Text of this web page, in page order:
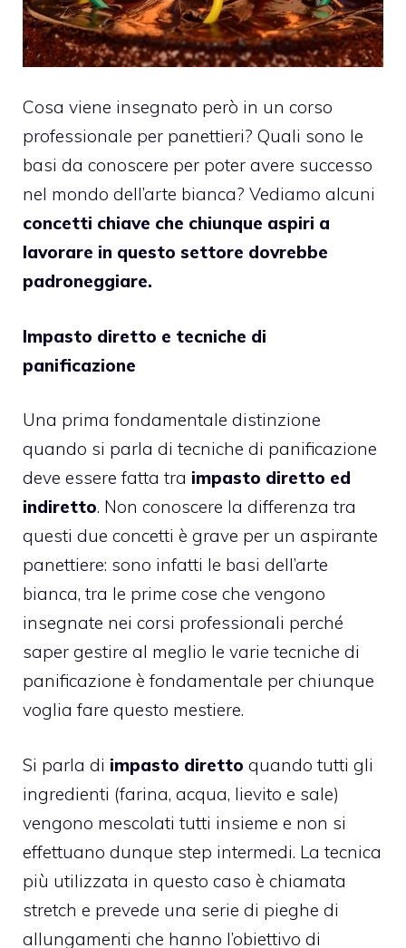
Cosa viene insegnato però in un corso
professionale per panettieri? Quali sono le
basi da conoscere per poter avere successo
nel mondo dell’arte bianca? Vediamo alcuni
concetti chiave che chiunque aspiri a
lavorare in questo settore dovrebbe
padroneggiare.
Impasto diretto e tecniche di
panificazione
Una prima fondamentale distinzione
quando si parla di tecniche di panificazione
deve essere fatta tra impasto diretto ed
indiretto. Non conoscere la differenza tra
questi due concetti è grave per un aspirante
panettiere: sono infatti le basi dell’arte
bianca, tra le prime cose che vengono
insegnate nei corsi professionali perché
saper gestire al meglio le varie tecniche di
panificazione è fondamentale per chiunque
voglia fare questo mestiere.
Si parla di impasto diretto quando tutti gli
ingredienti (farina, acqua, lievito e sale)
vengono mescolati tutti insieme e non si
effettuano dunque step intermedi. La tecnica
più utilizzata in questo caso è chiamata
stretch e prevede una serie di pieghe di
allungamenti che hanno l’obiettivo di